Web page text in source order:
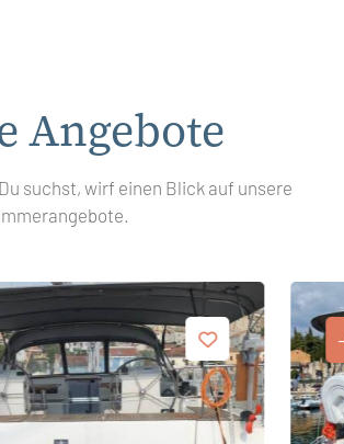
Angebote
suchst, wirf einen Blick auf unsere
-40%